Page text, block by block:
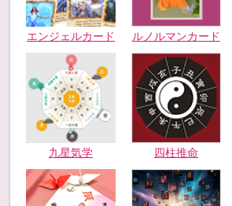
エンジェルカード ルノルマンカード
九星気学 四柱推命